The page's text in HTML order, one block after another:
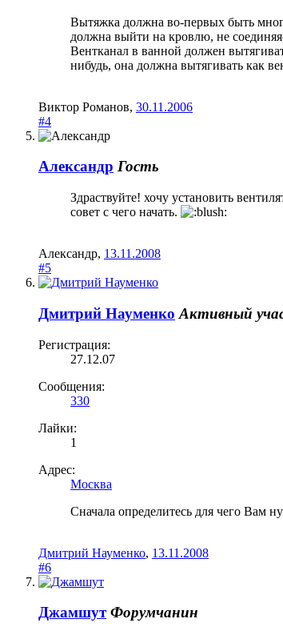
Вытяжка должна во-первых быть
должна выйти на кровлю, не
Вентканал в ванной должен
нибудь, она должна вытягивать как
Виктор Романов, 30.11.2006
#4
Александр Гость
Здраствуйте! хочу установить
совет с чего начать.
Александр, 13.11.2008
#5
Дмитрий Науменко Активный
Регистрация:
27.12.07
Сообщения:
330
Лайки:
1
Адрес:
Москва
Сначала определитесь для чего Вам
Дмитрий Науменко, 13.11.2008
#6
Джамшут Форумчанин